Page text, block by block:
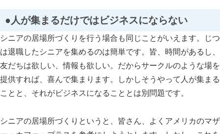
●人が集まるだけではビジネスにならない
シニアの居場所づくりを行う場合も同じことがいえます。じつ
は退職したシニアを集めるのは簡単です。皆、時間があるし、
友だちは欲しい、情報も欲しい。だからサークルのような場を
提供すれば、喜んで集まります。しかしそうやって人が集まる
ことと、それがビジネスになることとは別問題です。
シニアの居場所づくりというと、皆さん、よくアメリカのマザ